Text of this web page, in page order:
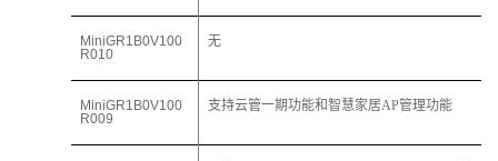
MiniGR1B0V100
R010
无
MiniGR1 B0V100
R009
支持云管一期功能和智慧家居AP管理功能